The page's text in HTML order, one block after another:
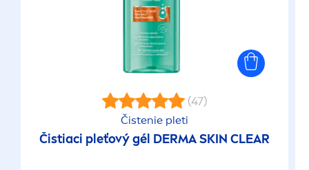
(47)
Čistenie pleti
Čistiaci pleťový gél DERMASKIN CLEAR